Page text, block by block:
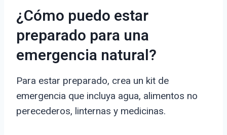
¿Cómo puedo estar
preparado para una
emergencia natural?
Para estar preparado, crea un kit de
emergencia que incluya agua, alimentos no
perecederos, linternas y medicinas.